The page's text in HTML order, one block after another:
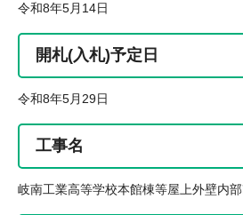
令和8年5月14日
開札(入札)予定日
令和8年5月29日
工事名
岐南工業高等学校本館棟等屋上外壁内部